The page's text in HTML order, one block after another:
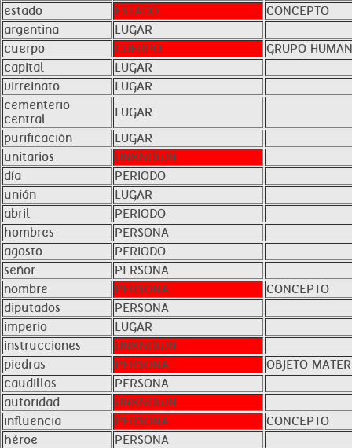
estado
ESTADO
CONCEPTO
argentina
LUGAR
cuerpo
CUERPO
capital
LUGAR
virreinato
LUGAR
cementerio
central
LUGAR
purificación
LUGAR
unitarios
UNKNOWN
día
PERIODO
unión
LUGAR
abril
PERIODO
hombres
PERSONA
agosto
PERIODO
señor
PERSONA
nombre
PERSONA
CONCEPTO
diputados
PERSONA
imperio
LUGAR
instrucciones
UNKNOWN
piedras
PERSONA
caudillos
PERSONA
autoridad
UNKNOWN
influencia
PERSONA
CONCEPTO
héroe
PERSONA